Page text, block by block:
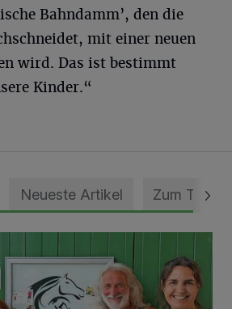
Bahndamm’, den die
mit einer neuen
wird. Das ist bestimmt
Kinder.“
Neueste Artikel Zum Thema
für den Artenschutz gewürdigt